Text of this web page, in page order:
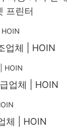
프린터
업체 | HOIN
업체 | HOIN
체 | HOIN